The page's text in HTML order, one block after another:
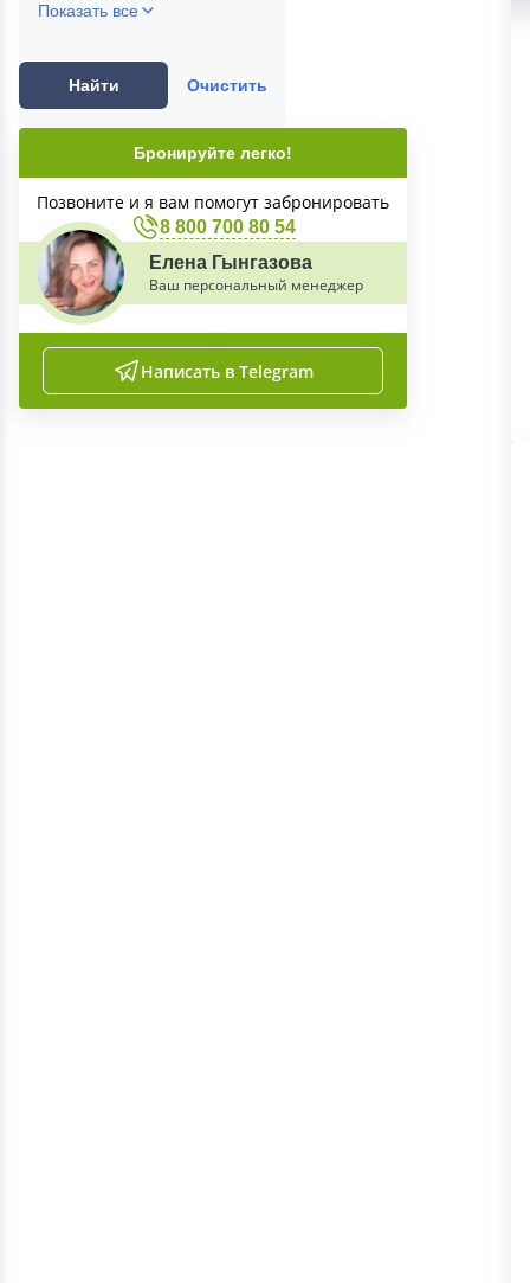
Показать все
Найти Очистить
Бронируйте легко!
Позвоните и я вам помогут забронировать
8 800 700 80 54
Елена Гынгазова
Ваш персональный менеджер
Написать в Telegram